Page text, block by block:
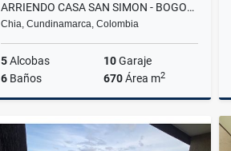
ARRIENDO CASA SAN SIMON - BOGOTA
Chia, Cundinamarca, Colombia
5Alcobas 10Garaje
6 Baños 670Área m2
Alquiler
$18.000.000